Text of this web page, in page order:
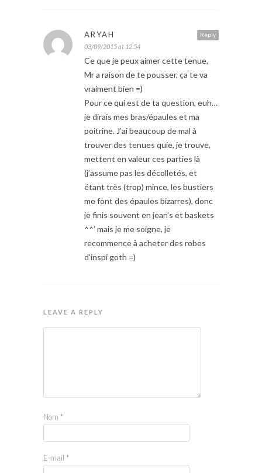
Reply
ARYAH
03/09/2015 at 12:54
Ce que je peux aimer cette tenue,
Mr a raison de te pousser, ça te va
vraiment bien =)
Pour ce qui est de ta question, euh…
je dirais mes bras/épaules et ma
poitrine. J’ai beaucoup de mal à
trouver des tenues quie, je trouve,
mettent en valeur ces parties là
(j’assume pas les décolletés, et
étant très (trop) mince, les bustiers
me font des épaules bizarres), donc
je finis souvent en jean’s et baskets
^^’ mais je me soigne, je
recommence à acheter des robes
d’inspi goth =)
LEAVE A REPLY
Nom *
E-mail *